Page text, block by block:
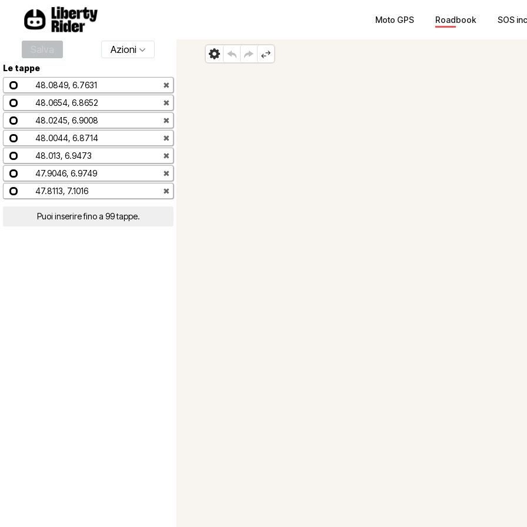
Moto GPS Roadbook SOS
Azioni
Le tappe
48.0849, 6.7631
✖
48.0654, 6.8652
✖
48.0245, 6.9008
✖
48.0044, 6.8714
✖
48.013, 6.9473
✖
47.9046, 6.9749
✖
47.8113, 7.1016
✖
Puoi inserire fino a 99 tappe.